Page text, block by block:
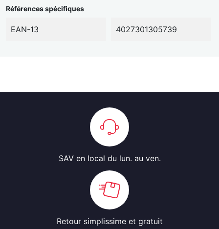
Références spécifiques
EAN-13 4027301305739
SAV en local du lun. au ven.
Retour simplissime et gratuit